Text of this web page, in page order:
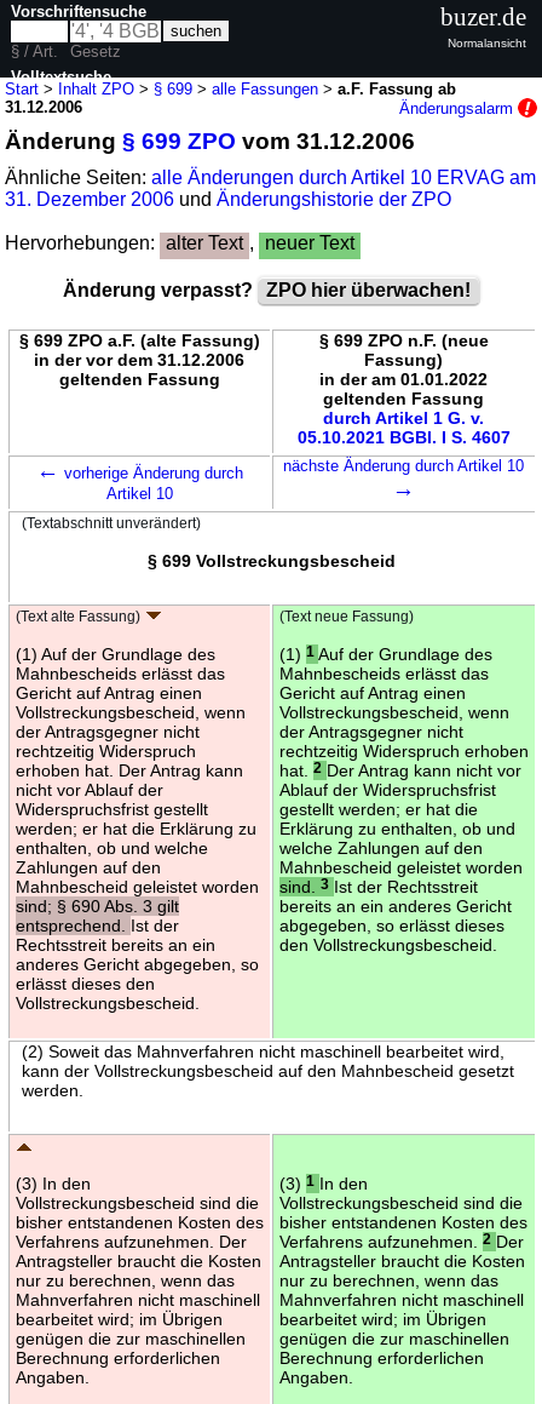
Start > Inhalt ZPO > § 699 >alle Fassungen >a.F. Fassung ab
31.12.2006
Änderungsalarm
Änderung§ 699 ZPO vom 31.12.2006
Ähnliche Seiten:alle Änderungen durch Artikel 10 ERVAG am
31. Dezember 2006 undÄnderungshistorie der ZPO
Hervorhebungen: alter Text , neuer Text
Änderung verpasst? ZPO hier überwachen!
§ 699 ZPO a.F. (alte Fassung)
in der vor dem 31.12.2006
geltenden Fassung
§ 699 ZPO n.F. (neue
Fassung)
in der am 01.01.2022
geltenden Fassung
durch Artikel 1 G. v.
05.10.2021 BGBl. I S. 4607
← vorherige Änderung durch
Artikel 10
nächste Änderung durch Artikel 10
→
(Textabschnitt unverändert)
§ 699 Vollstreckungsbescheid
(Text alte Fassung)
(1) Auf der Grundlage des
Mahnbescheids erlässt das
Gericht auf Antrag einen
Vollstreckungsbescheid, wenn
der Antragsgegner nicht
rechtzeitig Widerspruch
erhoben hat. Der Antrag kann
nicht vor Ablauf der
Widerspruchsfrist gestellt
werden; er hat die Erklärung zu
enthalten, ob und welche
Zahlungen auf den
Mahnbescheid geleistet worden
sind; § 690 Abs. 3 gilt
entsprechend. Ist der
Rechtsstreit bereits an ein
anderes Gericht abgegeben, so
erlässt dieses den
Vollstreckungsbescheid.
(Text neue Fassung)
(1) 1 Auf der Grundlage des
Mahnbescheids erlässt das
Gericht auf Antrag einen
Vollstreckungsbescheid, wenn
der Antragsgegner nicht
rechtzeitig Widerspruch erhoben
hat.
2 Der Antrag kann nicht vor
Ablauf der Widerspruchsfrist
gestellt werden; er hat die
Erklärung zu enthalten, ob und
welche Zahlungen auf den
Mahnbescheid geleistet worden
sind.
3 Ist der Rechtsstreit
bereits an ein anderes Gericht
abgegeben, so erlässt dieses
den Vollstreckungsbescheid.
(2) Soweit das Mahnverfahren nicht maschinell bearbeitet wird,
kann der Vollstreckungsbescheid auf den Mahnbescheid gesetzt
werden.
(3) In den
Vollstreckungsbescheid sind die
bisher entstandenen Kosten des
Verfahrens aufzunehmen. Der
Antragsteller braucht die Kosten
nur zu berechnen, wenn das
Mahnverfahren nicht maschinell
bearbeitet wird; im Übrigen
genügen die zur maschinellen
Berechnung erforderlichen
Angaben.
(3) 1 In den
Vollstreckungsbescheid sind die
bisher entstandenen Kosten des
Verfahrens aufzunehmen.
2 Der
Antragsteller braucht die Kosten
nur zu berechnen, wenn das
Mahnverfahren nicht maschinell
bearbeitet wird; im Übrigen
genügen die zur maschinellen
Berechnung erforderlichen
Angaben.
Vorschriftensuche
§ / Art.
Gesetz
Volltextsuche
buzer.de
Normalansicht